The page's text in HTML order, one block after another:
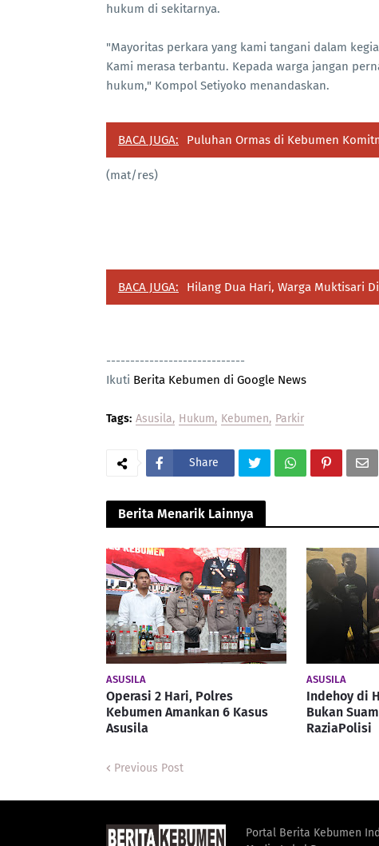
hukum di sekitarnya.
"Mayoritas perkara yang kami tangani dalam
Kami merasa terbantu. Kepada warga jangan
hukum," Kompol Setiyoko menandaskan.
BACA JUGA: Puluhan Ormas di Kebumen
(mat/res)
BACA JUGA: Hilang Dua Hari, Warga Muktisari
-----------------------------
Ikuti Berita Kebumen di Google News
Tags: Asusila Hukum Kebumen Parkir
Share
Berita Menarik Lainnya
ASUSILA
Operasi 2 Hari, Polres
Kebumen Amankan 6 Kasus
Asusila
ASUSILA
Indehoy di
Bukan
RaziaPolisi
Previous Post
Portal Berita Kebumen